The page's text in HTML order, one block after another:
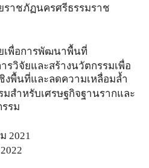
ราชภัฏนครศรีธรรมราช
เพื่อการพัฒนาพื้นที่
ารวิจัยและสร้างนวัตกรรมเพื่อ
งพื้นที่และลดความเหลื่อมล้ำ
มสำหรับเศรษฐกิจฐานรากและ
รม
2021